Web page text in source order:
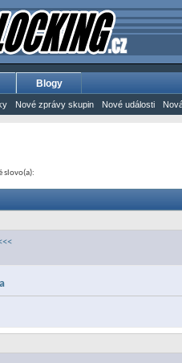
Nové zprávy skupin Nové události
Blogy
slovo(a):